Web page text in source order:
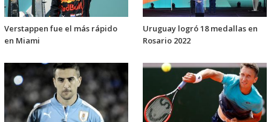
Verstappen fue el más rápido
en Miami
Uruguay logró 18 medallas en
Rosario 2022